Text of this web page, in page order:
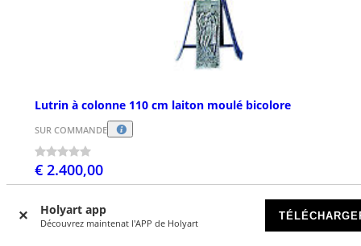
Holyart app
Découvrez maintenat l'APP de Holyart
Lutrin à colonne 110 cm laiton moulé bicolore
SUR COMMANDE
€ 2.400,00